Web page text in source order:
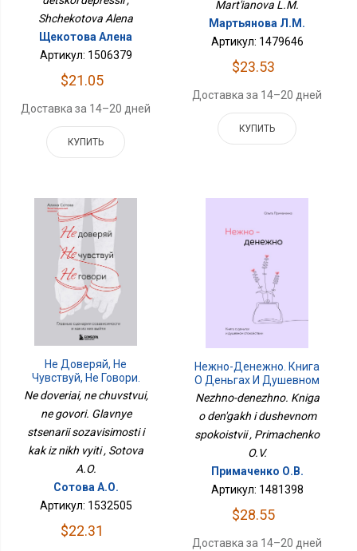
Shchekotova Alena
Щекотова Алена
Артикул: 1506379
$21.05
Доставка за 14–20 дней
КУПИТЬ
Mart'ianova L.M.
Мартьянова Л.М.
Артикул: 1479646
$23.53
Доставка за 14–20 дней
КУПИТЬ
Не Доверяй, Не
Чувствуй, Не Говори.
Главные Сценарии
Созависимости И Как Из
Них Выйти
Ne doveriai, ne chuvstvui,
ne govori. Glavnye
stsenarii sozavisimosti i
kak iz nikh vyiti , Sotova
A.O.
Сотова А.О.
Артикул: 1532505
$22.31
Нежно-Денежно. Книга
О Деньгах И Душевном
Спокойствии
Nezhno-denezhno. Kniga
o den'gakh i dushevnom
spokoistvii , Primachenko
O.V.
Примаченко О.В.
Артикул: 1481398
$28.55
Доставка за 14–20 дней